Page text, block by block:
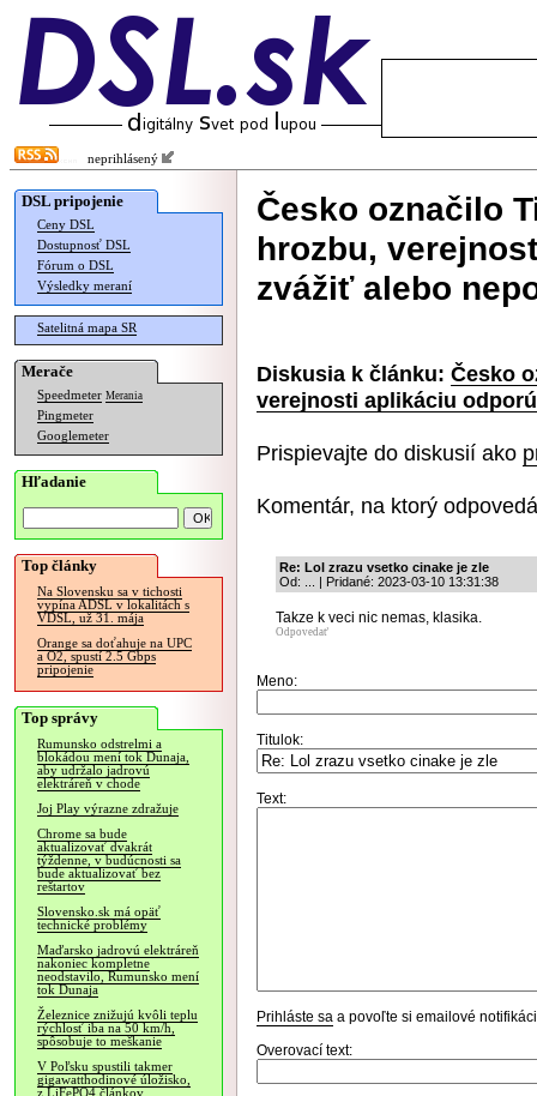
neprihlásený
DSL pripojenie
Ceny DSL
Dostupnosť DSL
Fórum o DSL
Výsledky meraní
Satelitná mapa SR
Merače
Speedmeter Merania
Pingmeter
Googlemeter
Hľadanie
Top články
Na Slovensku sa v tichosti
vypína ADSL v lokalitách s
VDSL, už 31. mája
Orange sa doťahuje na UPC
a O2, spustí 2.5 Gbps
pripojenie
Top správy
Rumunsko odstrelmi a
blokádou mení tok Dunaja,
aby udržalo jadrovú
elektráreň v chode
Joj Play výrazne zdražuje
Chrome sa bude
aktualizovať dvakrát
týždenne, v budúcnosti sa
bude aktualizovať bez
reštartov
Slovensko.sk má opäť
technické problémy
Maďarsko jadrovú elektráreň
nakoniec kompletne
neodstavilo, Rumunsko mení
tok Dunaja
Železnice znižujú kvôli teplu
rýchlosť iba na 50 km/h,
spôsobuje to meškanie
V Poľsku spustili takmer
gigawatthodinové úložisko,
z LiFePO4 článkov
Česko označilo
hrozbu,
zvážiť alebo
Diskusia k článku: Česko
verejnosti aplikáciu
Prispievajte do diskusií ako
Komentár, na ktorý
Re: Lol zrazu vsetko cinake je zle
Od: ... | Pridané: 2023-03-10 13:31:38
Takze k veci nic nemas, klasika.
Odpovedať
Meno:
Titulok:
Text:
Prihláste sa a povoľte si emailové
Overovací text: